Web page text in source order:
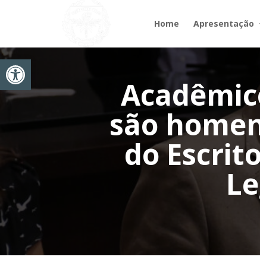
Abrir a barra de ferramentas
Home Apresentação
são
do